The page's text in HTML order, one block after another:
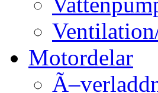
Motordelar